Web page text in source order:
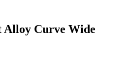
Curve Wide